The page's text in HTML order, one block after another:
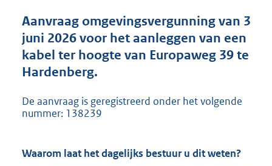
r
o
o
t
5
b
Aanvraag omgevingsvergunning van 3
juni 2026 voor het aanleggen van een
kabel ter hoogte van Europaweg 39 te
Hardenberg.
De aanvraag is geregistreerd onder het volgende
nummer: 138239
Waarom laat het dagelijks bestuur u dit weten?